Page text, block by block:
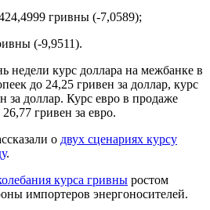
гривны (-7,0589);
(-9,9511).
недели курс доллара на межбанке в
до 24,25 гривен за доллар, курс
за доллар. Курс евро в продаже
гривен за евро.
о двух сценариях курсу
.
курса гривны ростом
импортеров энергоносителей.